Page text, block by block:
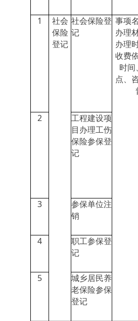
1
社会
保险
登记
社会保险登
记
事项
办理
办理
收费
时间
点、
2
工程建设项
目办理工伤
保险参保登
记
3
参保单位注
销
4
职工参保登
记
5
城乡居民养
老保险参保
登记